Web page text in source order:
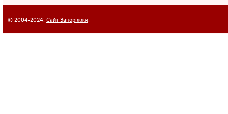
© 2004-2024, Сайт Запоріжжя.